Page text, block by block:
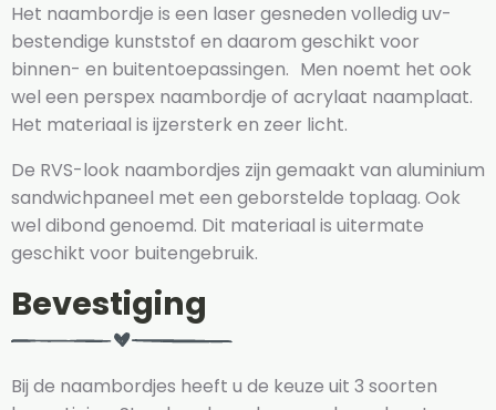
Het naambordje is een laser gesneden volledig uv-
bestendige kunststof en daarom geschikt voor
binnen- en buitentoepassingen. Men noemt het ook
wel een perspex naambordje of acrylaat naamplaat.
Het materiaal is ijzersterk en zeer licht.
De RVS-look naambordjes zijn gemaakt van aluminium
sandwichpaneel met een geborstelde toplaag. Ook
wel dibond genoemd. Dit materiaal is uitermate
geschikt voor buitengebruik.
Bevestiging
Bij de naambordjes heeft u de keuze uit 3 soorten